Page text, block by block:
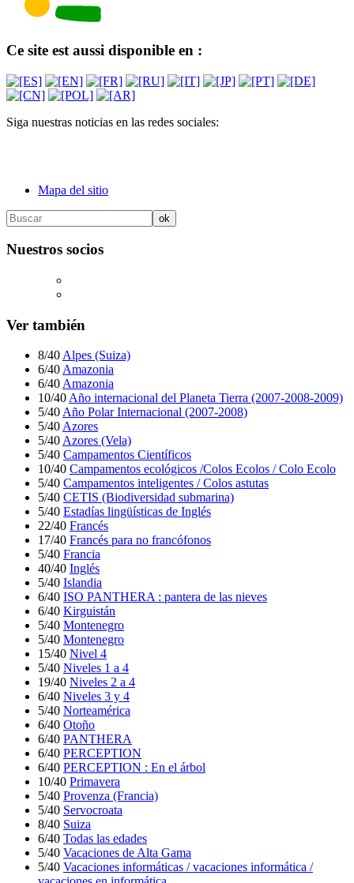
Ce site est aussi disponible en :
Siga nuestras noticias en las redes sociales:
Mapa del sitio
Nuestros socios
Ver también
8/40 Alpes (Suiza)
6/40 Amazonia
6/40 Amazonia
10/40 Año internacional del Planeta Tierra (2007-2008-2009)
5/40 Año Polar Internacional (2007-2008)
5/40 Azores
5/40 Azores (Vela)
5/40 Campamentos Científicos
10/40 Campamentos ecológicos /Colos Ecolos / Colo Ecolo
5/40 Campamentos inteligentes / Colos astutas
5/40 CETIS (Biodiversidad submarina)
5/40 Estadías lingüísticas de Inglés
22/40 Francés
17/40 Francés para no francófonos
5/40 Francia
40/40 Inglés
5/40 Islandia
6/40 ISO PANTHERA : pantera de las nieves
6/40 Kirguistán
5/40 Montenegro
5/40 Montenegro
15/40 Nivel 4
5/40 Niveles 1 a 4
19/40 Niveles 2 a 4
6/40 Niveles 3 y 4
5/40 Norteamérica
6/40 Otoño
6/40 PANTHERA
6/40 PERCEPTION
6/40 PERCEPTION : En el árbol
10/40 Primavera
5/40 Provenza (Francia)
5/40 Servocroata
8/40 Suiza
6/40 Todas las edades
5/40 Vacaciones de Alta Gama
5/40 Vacaciones informáticas / vacaciones informática /